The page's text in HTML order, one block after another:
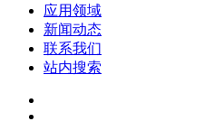
应用领域
新闻动态
联系我们
站内搜索